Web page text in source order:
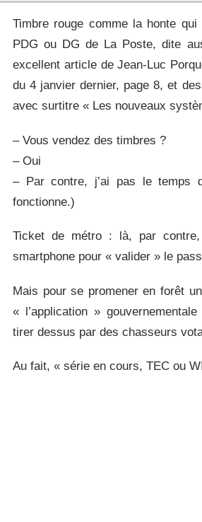
Timbre rouge comme la honte
PDG ou DG de La Poste, dite
excellent article de Jean-Luc
du 4 janvier dernier, page 8, et
avec surtitre « Les nouveaux
– Vous vendez des timbres ?
– Oui
– Par contre, j’ai pas le temps
fonctionne.)
Ticket de métro : là, par
smartphone pour « valider » le
Mais pour se promener en forêt
« l’application »
tirer dessus par des chasseurs
Au fait, « série en cours, TEC ou